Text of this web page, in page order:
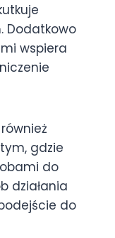
Dodatkowo
wspiera
gdzie
do
działania
do